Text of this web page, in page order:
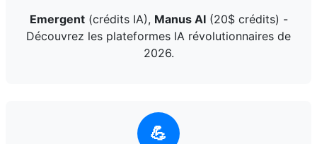
Emergent(crédits IA), Manus AI(20$ crédits) -
Découvrez les plateformes IA révolutionnaires de
2026.
💪